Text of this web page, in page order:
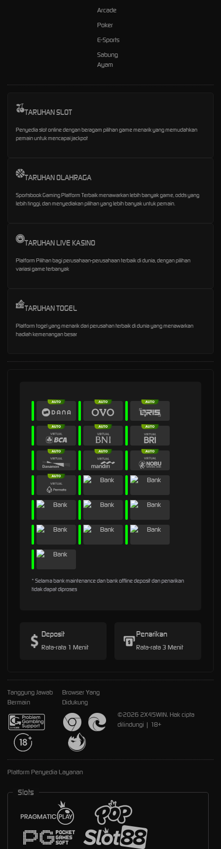
Arcade
Poker
E-Sports
Sabung
Ayam
TARUHAN SLOT
Penyedia slot online dengan beragam pilihan game menarik yang memudahkan
pemain untuk mencapai jackpot
TARUHAN OLAHRAGA
Sportsbook Gaming Platform Terbaik menawarkan lebih banyak game, odds yang
lebih tinggi, dan menyediakan pilihan yang lebih banyak untuk pemain.
TARUHAN LIVE KASINO
Platform Pilihan bagi perusahaan-perusahaan terbaik di dunia, dengan pilihan
variasi game terbanyak
TARUHAN TOGEL
Platform togel yang menarik dari perusahan terbaik di dunia yang menawarkan
hadiah kemenangan besar
* Selama bank maintenance dan bank offline deposit dan penarikan
tidak dapat diproses
Deposit
Rata-rata 1 Menit
Penarikan
Rata-rata 3 Menit
Tanggung Jawab
Bermain
Browser Yang
Didukung
©2026 2X45WIN. Hak cipta
dilindungi | 18+
Platform Penyedia Layanan
Slots